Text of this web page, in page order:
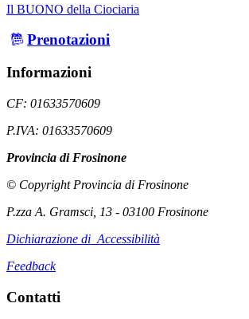
Il BUONO della Ciociaria
Prenotazioni
Informazioni
CF: 01633570609
P.IVA: 01633570609
Provincia di Frosinone
© Copyright Provincia di Frosinone
P.zza A. Gramsci, 13 - 03100 Frosinone
Dichiarazione di Accessibilità
Feedback
Contatti